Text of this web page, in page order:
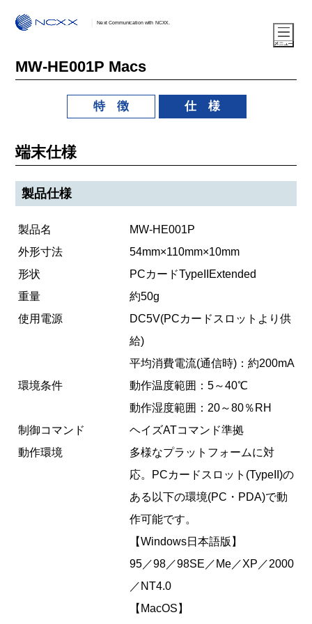
Next Communication with NCXX.
MW-HE001P Macs
特 徴 仕 様
端末仕様
製品仕様
製品名
MW-HE001P
外形寸法
54mm×110mm×10mm
形状
PCカードTypeIIExtended
重量
約50g
使用電源
DC5V(PCカードスロットより供
給)
平均消費電流(通信時)：約200mA
環境条件
動作温度範囲：5～40℃
動作湿度範囲：20～80％RH
制御コマンド
ヘイズATコマンド準拠
動作環境
多様なプラットフォームに対
応。PCカードスロット(TypeII)の
ある以下の環境(PC・PDA)で動
作可能です。
【Windows日本語版】
95／98／98SE／Me／XP／2000
／NT4.0
【MacOS】